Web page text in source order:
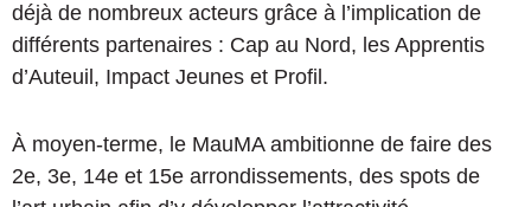
déjà de nombreux acteurs grâce à l’implication de
différents partenaires : Cap au Nord, les Apprentis
d’Auteuil, Impact Jeunes et Profil.
À moyen-terme, le MauMA ambitionne de faire des
2e, 3e, 14e et 15e arrondissements, des spots de